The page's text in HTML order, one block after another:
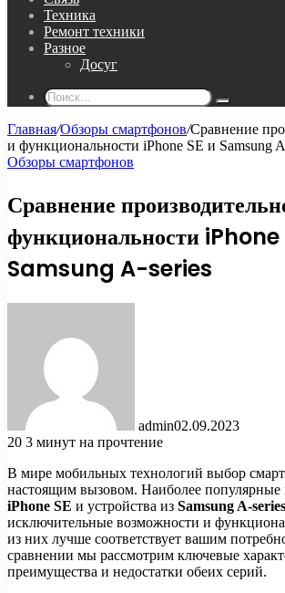
Техника
Ремонт техники
Разное
Досуг
Поиск...
Главная/Обзоры смартфонов/Сравнение
и функциональности iPhone SE и Samsung
Обзоры смартфонов
Сравнение
функциональности iPhone
Samsung A-series
admin02.09.2023
20 3 минут на прочтение
В мире мобильных технологий выбор
настоящим вызовом. Наиболее популярные
iPhone SE и устройства из Samsung A-series
исключительные возможности и
из них лучше соответствует вашим
сравнении мы рассмотрим ключевые
преимущества и недостатки обеих серий.